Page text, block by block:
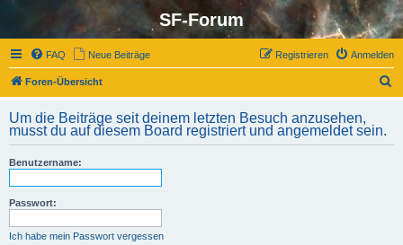
SF-Forum
FAQ Neue Beiträge Anmelden
Registrieren
Foren-Übersicht
h
Um die Beiträge seit deinem letzten Besuch anzusehen,
musst du auf diesem Board registriert und angemeldet sein.
Benutzername:
Passwort:
Ich habe mein Passwort vergessen